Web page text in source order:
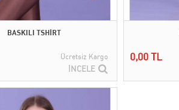
BASKILI TSHİRT
Ücretsiz Kargo
İNCELE
0,00 TL